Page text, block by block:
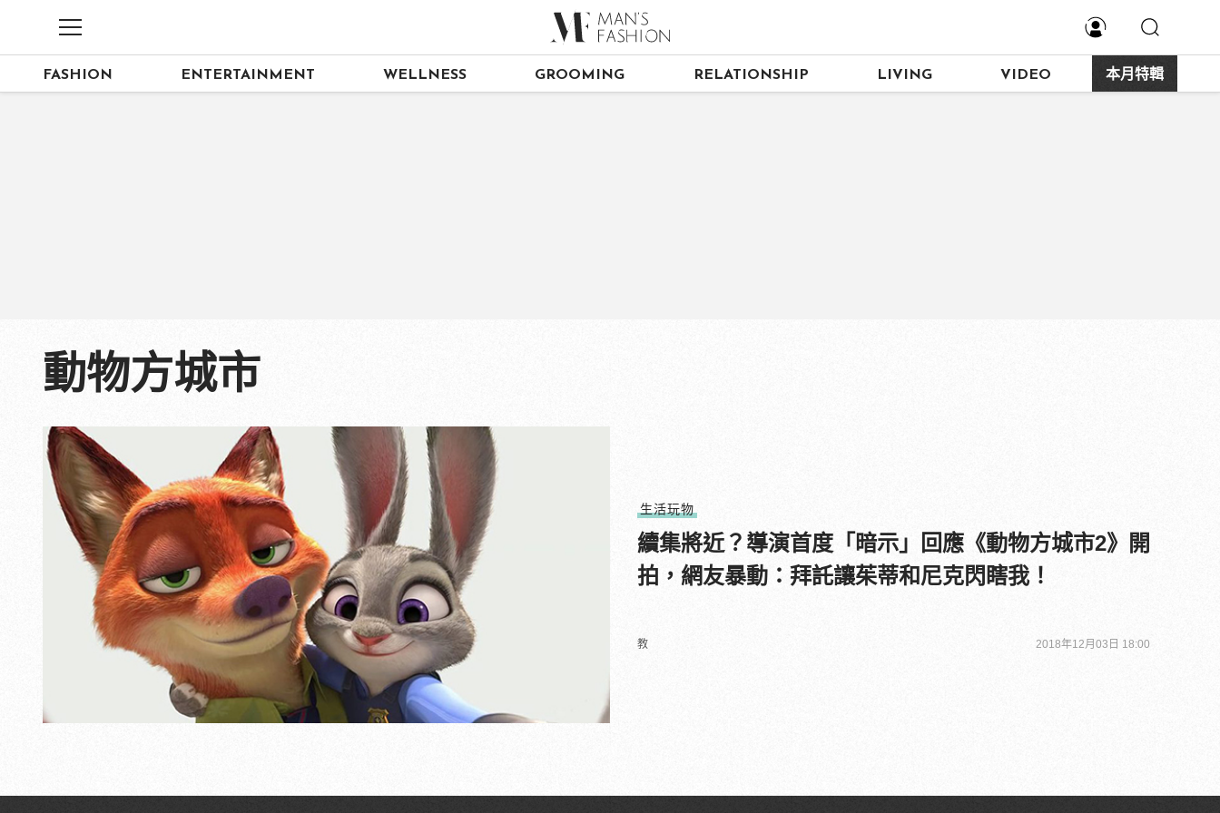
FASHION ENTERTAINMENT WELLNESS GROOMING RELATIONSHIP LIVING VIDEO 本月特輯
動物方城市
生活玩物
續集將近？導演首度「暗示」回應《動物方城市2》開
拍，網友暴動：拜託讓茱蒂和尼克閃瞎我！
教 2018年12月03日 18:00